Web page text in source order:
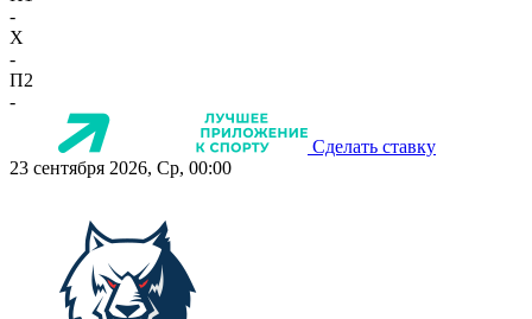
-
X
-
П2
-
Сделать ставку
23 сентября 2026, Ср, 00:00